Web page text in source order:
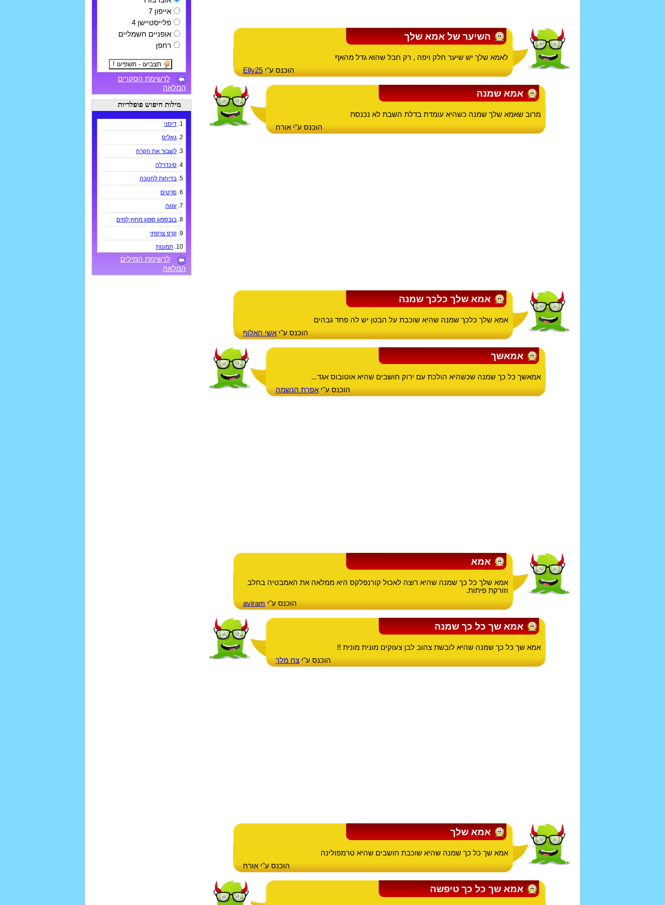
השיער של אמא שלך
לאמא שלך יש שיער חלק ויפה , רק חבל שהוא גדל מהאף
הוכנס ע"י Elly25
אמא שמנה
מרוב שאמא שלך שמנה כשהיא עומדת בדלת השבת לא נכנסת
הוכנס ע"י אורח
אמא שלך כלכך שמנה
אמא שלך כלכך שמנה שהיא שוכבת על הבטן יש לה פחד גבהים
הוכנס ע"י אשי האלוף
אמאשך
אמאשך כל כך שמנה שכשהיא הולכת עם ירוק חושבים שהיא אוטובוס אגד...
הוכנס ע"י אפרת הנשמה
אמא
אמא שלך כל כך שמנה שהיא רוצה לאכול קורנפלקס היא ממלאה את האמבטיה בחלב
וזורקת פיתות.
הוכנס ע"י aviram
אמא שך כל כך שמנה
אמא שך כל כך שמנה שהיא לובשת צהוב לבן צעוקים מונית מונית !!
הוכנס ע"י צח מלך
אמא שלך
אמא שך כל כך שמנה שהיא שוכבת חושבים שהיא טרמפולינה
הוכנס ע"י אורח
אמא שך כל כך טיפשה
אייפון 7
פלייסטיישן 4
אופניים חשמליים
רחפן
לרשימת הסקרים
המלאה
מילות חיפוש פופלריות
1. דיסני
2. גאליס
3. לשבור את הקרח
4. סינדרלה
5. בדיחות לחנוכה
6. סרטים
7. עוגה
8. בובספוג ספוג מחוץ למים
9. קרפ צרפתי
10. תמונות
לרשימת המילים
המלאה